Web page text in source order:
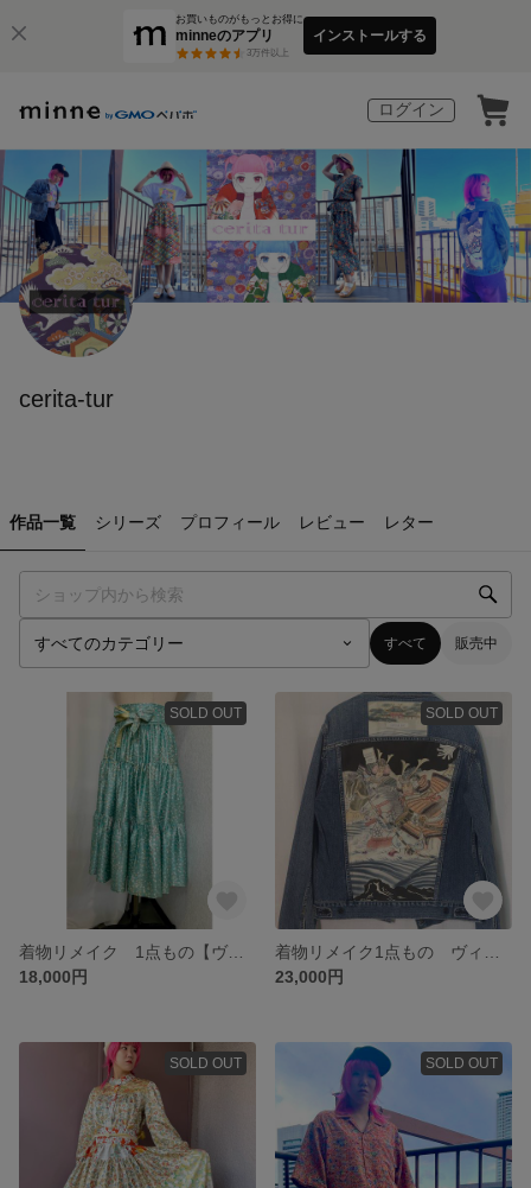
お買いものがもっとお得に
minneのアプリ
3万件以上
インストールする
ログイン
cerita-tur
作品一覧 シリーズ プロフィール レビュー レター
すべて 販売中
SOLD OUT
18,000円
SOLD OUT
23,000円
SOLD OUT SOLD OUT